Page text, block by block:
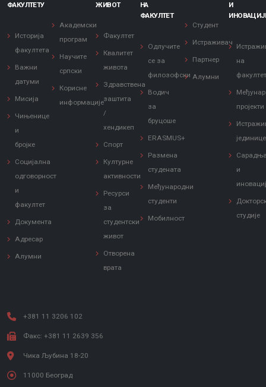
ФАКУЛТЕТУ
Историја
факултета
Важни
датуми
Мисија
Чињенице
и
бројке
Социјална
одговорност
и
факултет
Документа
Адресар
Алумни
Академски
програм
Научите
српски
Корисне
информације
ЖИВОТ
Факултет
Квалитет
живота
Здравствена
заштита
/
хендикеп
Спорт
Културне
активности
Ресурси
за
студентски
живот
Отворена
врата
НА
ФАКУЛТЕТ
Одлучите
се за
филозофски
Водич
за
бруцоше
ERASMUS+
Размена
студената
Међународни
студенти
Мобилност
Студент
Истраживач
Партнер
Алумни
И
на
пројекти
јединице
и
студије
+381 11 3206 102
Факс: +381 11 2639 356
Чика Љубина 18-20
11000 Београд